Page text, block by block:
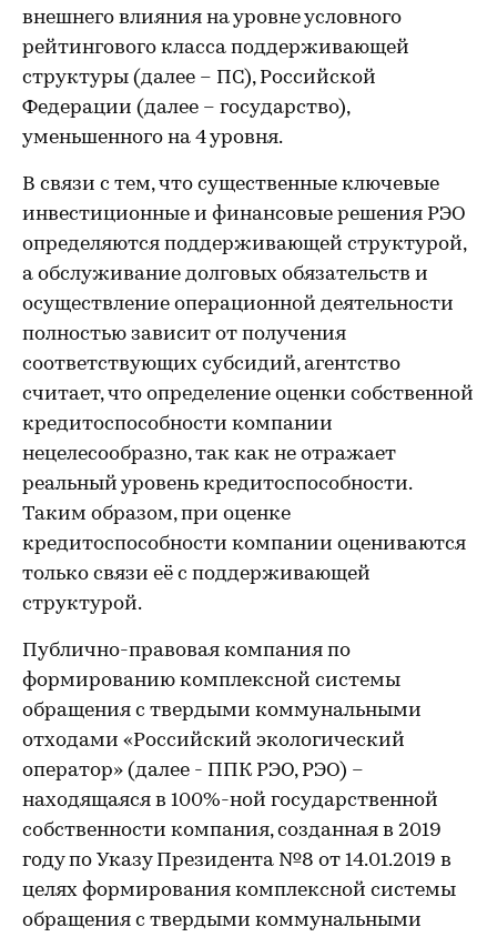
внешнего влияния на уровне условного
рейтингового класса поддерживающей
структуры (далее – ПС), Российской
Федерации (далее – государство),
уменьшенного на 4 уровня.
В связи с тем, что существенные ключевые
инвестиционные и финансовые решения РЭО
определяются поддерживающей структурой,
а обслуживание долговых обязательств и
осуществление операционной деятельности
полностью зависит от получения
соответствующих субсидий, агентство
считает, что определение оценки собственной
кредитоспособности компании
нецелесообразно, так как не отражает
реальный уровень кредитоспособности.
Таким образом, при оценке
кредитоспособности компании оцениваются
только связи её с поддерживающей
структурой.
Публично-правовая компания по
формированию комплексной системы
обращения с твердыми коммунальными
отходами «Российский экологический
оператор» (далее - ППК РЭО, РЭО) –
находящаяся в 100%-ной государственной
собственности компания, созданная в 2019
году по Указу Президента №8 от 14.01.2019 в
целях формирования комплексной системы
обращения с твердыми коммунальными